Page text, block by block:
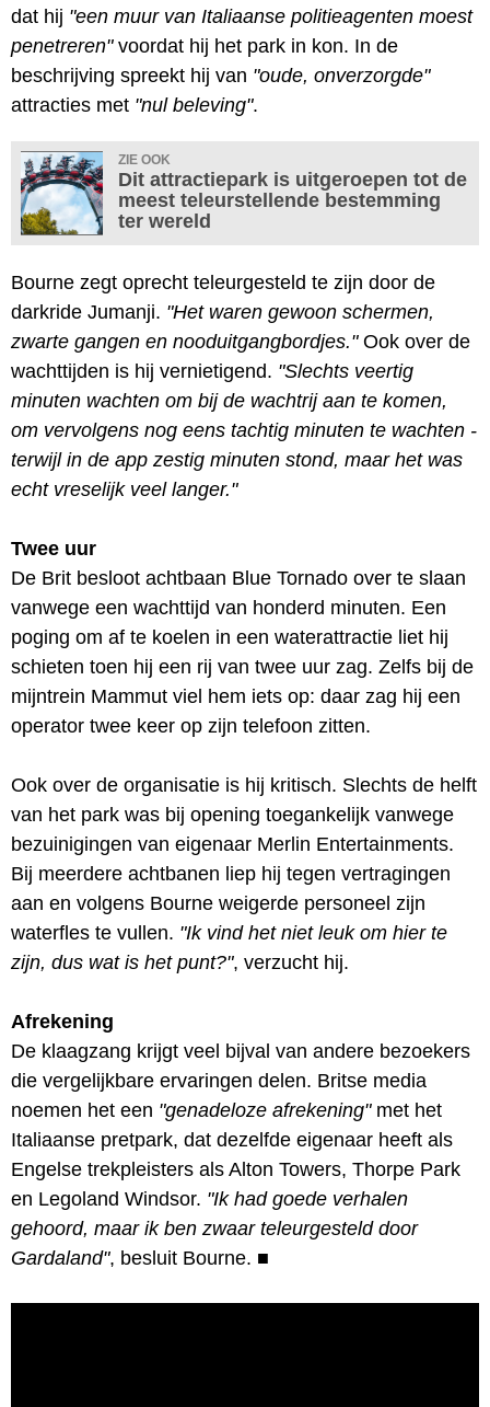
dat hij "een muur van Italiaanse politieagenten moest
penetreren"voordat hij het park in kon. In de
beschrijving spreekt hij van "oude, onverzorgde"
attracties met "nul beleving".
ZIE OOK
Dit attractiepark is uitgeroepen tot de
meest teleurstellende bestemming
ter wereld
Bourne zegt oprecht teleurgesteld te zijn door de
darkride Jumanji. "Het waren gewoon schermen,
zwarte gangen en nooduitgangbordjes."Ook over de
wachttijden is hij vernietigend. "Slechts veertig
minuten wachten om bij de wachtrij aan te komen,
om vervolgens nog eens tachtig minuten te wachten -
terwijl in de app zestig minuten stond, maar het was
echt vreselijk veel langer."
Twee uur
De Brit besloot achtbaan Blue Tornado over te slaan
vanwege een wachttijd van honderd minuten. Een
poging om af te koelen in een waterattractie liet hij
schieten toen hij een rij van twee uur zag. Zelfs bij de
mijntrein Mammut viel hem iets op: daar zag hij een
operator twee keer op zijn telefoon zitten.
Ook over de organisatie is hij kritisch. Slechts de helft
van het park was bij opening toegankelijk vanwege
bezuinigingen van eigenaar Merlin Entertainments.
Bij meerdere achtbanen liep hij tegen vertragingen
aan en volgens Bourne weigerde personeel zijn
waterfles te vullen. "Ik vind het niet leuk om hier te
zijn, dus wat is het punt?", verzucht hij.
Afrekening
De klaagzang krijgt veel bijval van andere bezoekers
die vergelijkbare ervaringen delen. Britse media
noemen het een "genadeloze afrekening"met het
Italiaanse pretpark, dat dezelfde eigenaar heeft als
Engelse trekpleisters als Alton Towers, Thorpe Park
en Legoland Windsor. "Ik had goede verhalen
gehoord, maar ik ben zwaar teleurgesteld door
Gardaland", besluit Bourne. ■